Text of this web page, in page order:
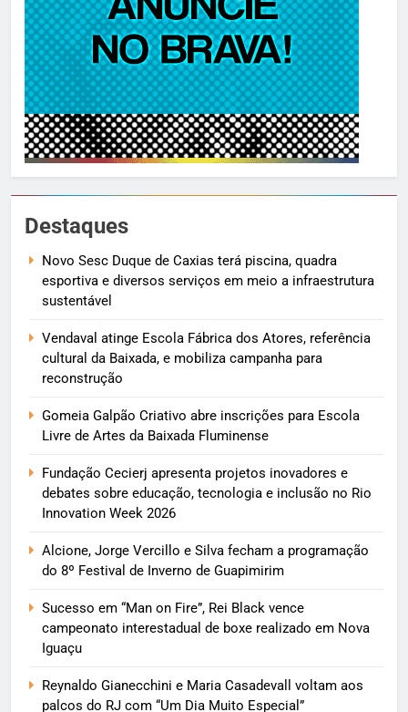
Destaques
Novo Sesc Duque de Caxias terá piscina, quadra
esportiva e diversos serviços em meio a infraestrutura
sustentável
Vendaval atinge Escola Fábrica dos Atores, referência
cultural da Baixada, e mobiliza campanha para
reconstrução
Gomeia Galpão Criativo abre inscrições para Escola
Livre de Artes da Baixada Fluminense
Fundação Cecierj apresenta projetos inovadores e
debates sobre educação, tecnologia e inclusão no Rio
Innovation Week 2026
Alcione, Jorge Vercillo e Silva fecham a programação
do 8º Festival de Inverno de Guapimirim
Sucesso em “Man on Fire”, Rei Black vence
campeonato interestadual de boxe realizado em Nova
Iguaçu
Reynaldo Gianecchini e Maria Casadevall voltam aos
palcos do RJ com “Um Dia Muito Especial”